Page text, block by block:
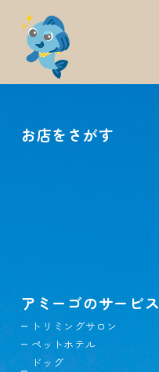
お店をさがす
アミーゴのサービス
トリミングサロン
ペットホテル
ドッグ